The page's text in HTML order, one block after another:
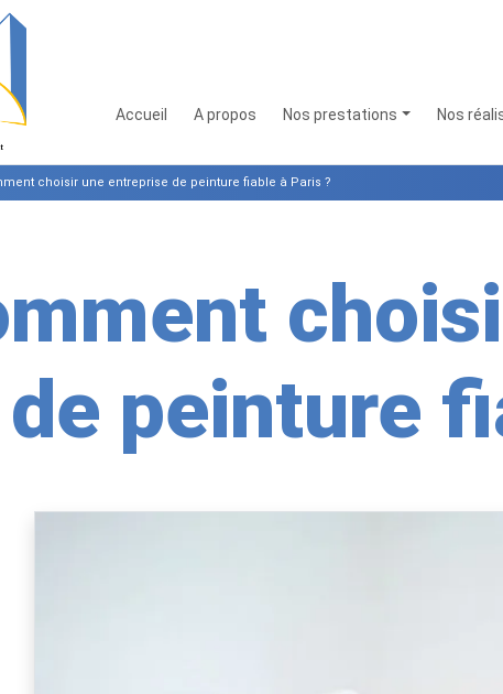
Accueil A propos Nos prestations Nos
choisir une entreprise de peinture fiable à Paris ?
de peinture